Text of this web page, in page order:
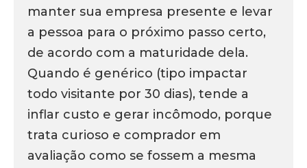
manter sua empresa presente e levar
a pessoa para o próximo passo certo,
de acordo com a maturidade dela.
Quando é genérico (tipo impactar
todo visitante por 30 dias), tende a
inflar custo e gerar incômodo, porque
trata curioso e comprador em
avaliação como se fossem a mesma